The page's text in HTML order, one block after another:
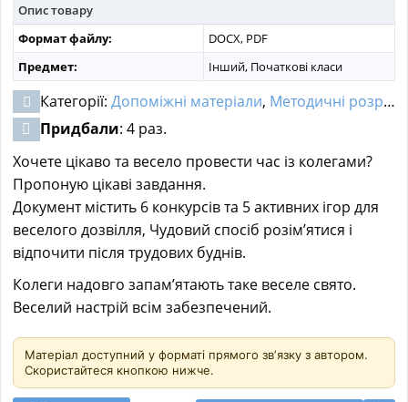
Опис товару
Формат файлу:
DOCX, PDF
Предмет:
Інший, Початкові класи
Категорії: Допоміжні матеріали, Методичні розробки
Придбали: 4 раз.
Хочете цікаво та весело провести час із колегами?
Пропоную цікаві завдання.
Документ містить 6 конкурсів та 5 активних ігор для
веселого дозвілля, Чудовий спосіб розім’ятися і
відпочити після трудових буднів.
Колеги надовго запам’ятають таке веселе свято.
Веселий настрій всім забезпечений.
Матеріал доступний у форматі прямого звʼязку з автором.
Скористайтеся кнопкою нижче.